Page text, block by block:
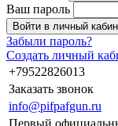
Ваш пароль
Войти в личный
Забыли пароль?
Создать личный
+79522826013
Заказать звонок
info@pifpafgun.ru
Первый